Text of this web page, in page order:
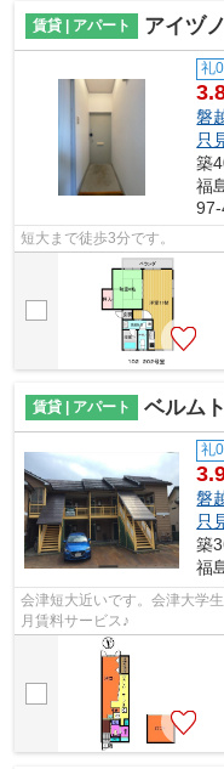
賃貸 | アパート アイヅ
礼0
磐
只
築
福
短大まで徒歩3分です。
賃貸 | アパート ベルム
礼0
磐
只
築
福
会津短大近いです。会津大学
月賃料サービス♪